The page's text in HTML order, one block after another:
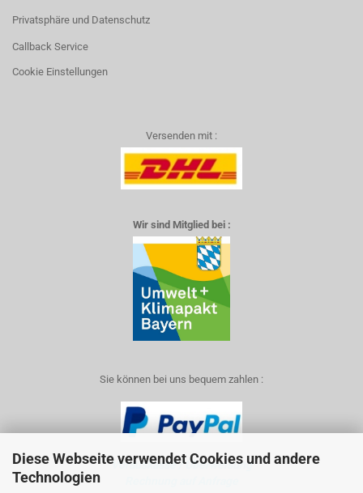
Diese Webseite verwendet Cookies und andere
Technologien
Privatsphäre und Datenschutz
Callback Service
Cookie Einstellungen
Versenden mit :
Wir sind Mitglied bei :
Sie können bei uns bequem zahlen :
Vorauskasse / Überweisung